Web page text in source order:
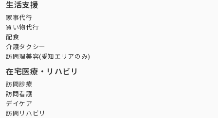
生活支援
家事代行
買い物代行
配食
介護タクシー
訪問理美容(愛知エリアのみ)
在宅医療・リハビリ
訪問診療
訪問看護
デイケア
訪問リハビリ